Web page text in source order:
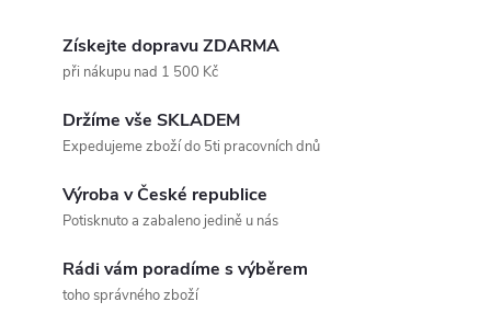
Získejte dopravu ZDARMA
při nákupu nad 1 500 Kč
Držíme vše SKLADEM
Expedujeme zboží do 5ti pracovních dnů
Výroba v České republice
Potisknuto a zabaleno jedině u nás
Rádi vám poradíme s výběrem
toho správného zboží